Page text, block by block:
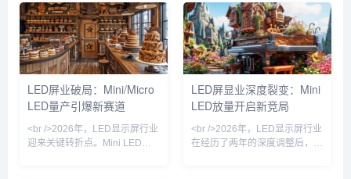
出清。据行业观察，过去一年
中，超过两位数的小型厂商被迫
关停产线或转型代工，而头部企
业则通过产能整合与渠道下沉进
一步扩大份额。这一轮洗牌并非
简单的周期波动，而是技术迭代
与需求升级共同作用的结果。
<br /><br /><br />在行业整体承
决定企业
酷的优胜劣汰。随着市场需求增
速放缓，中小厂商的生存空间被
急剧压缩，而头部企业则通过规
模效应和技术壁垒进一步巩固地
位。这一轮洗牌并非简单的市场
波动，而是产业从粗放式扩张转
向精细化运营的必然阵痛。<br
/><br /><br />推动此轮洗牌的深
性逆
LED屏业破局：Mini/Micro
LED量产引爆新赛道
<br />2026年，LED显示屏行业
迎来关键转折点。Mini LED与
LED屏显业深度裂变：Mini
LED放量开启新竞局
<br />2026年，LED显示屏行业
在经历了两年的深度调整后，呈